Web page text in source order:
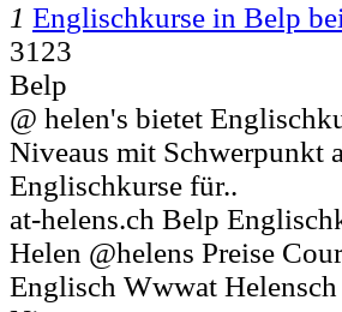
1 Englischkurse in Belp bei
3123
Belp
@ helen's bietet
Niveaus mit Schwerpunkt
Englischkurse für..
at-helens.ch Belp
Helen @helens Preise
Englisch Wwwat